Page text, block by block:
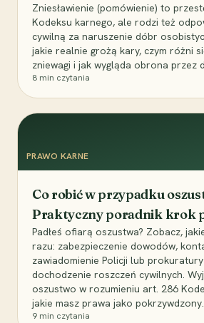
Zniesławienie (pomówienie) to
Kodeksu karnego, ale rodzi też
cywilną za naruszenie dóbr
jakie realnie grożą kary, czym różni
zniewagi i jak wygląda obrona przez
8 min czytania
PRAWO KARNE
Co robić w przypadku
Praktyczny poradnik krok
Padłeś ofiarą oszustwa? Zobacz,
razu: zabezpieczenie dowodów,
zawiadomienie Policji lub
dochodzenie roszczeń cywilnych.
oszustwo w rozumieniu art. 286
jakie masz prawa jako pokrzywdzony.
9 min czytania